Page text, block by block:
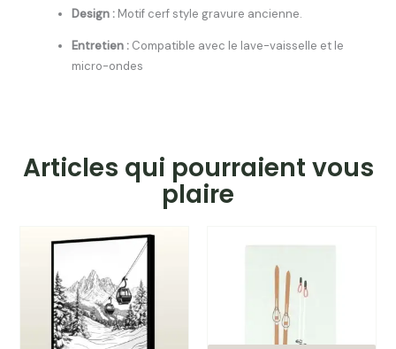
Design : Motif cerf style gravure ancienne.
Entretien : Compatible avec le lave-vaisselle et le
micro-ondes
Articles qui pourraient vous
plaire